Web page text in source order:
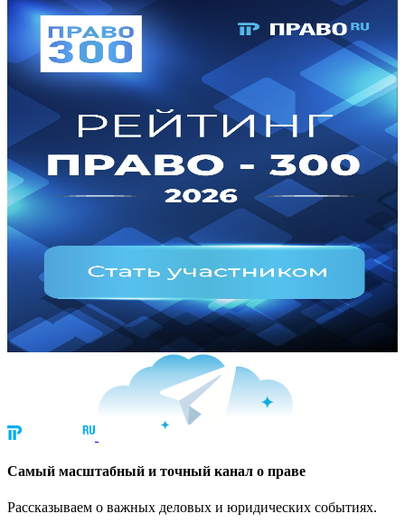
Cамый масштабный и точный канал о праве
Рассказываем о важных деловых и юридических событиях.